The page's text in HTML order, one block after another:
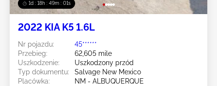
1d : 18h : 48m : 58s
2022 KIA K5 1.6L
Nr pojazdu:
45******
Przebieg:
62,605 mile
Uszkodzenie:
Uszkodzony przód
Typ dokumentu:
Salvage New Mexico
Placówka:
NM - ALBUQUERQUE